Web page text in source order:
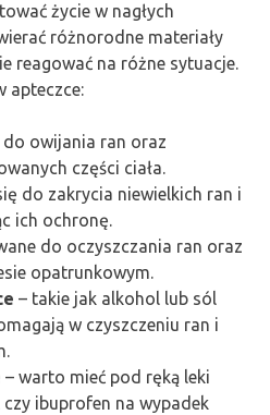
życie w nagłych
różnorodne materiały
reagować na różne sytuacje.
apteczce:
do owijania ran oraz
części ciała.
do zakrycia niewielkich ran i
ich ochronę.
do oczyszczania ran oraz
opatrunkowym.
– takie jak alkohol lub sól
w czyszczeniu ran i
– warto mieć pod ręką leki
ibuprofen na wypadek